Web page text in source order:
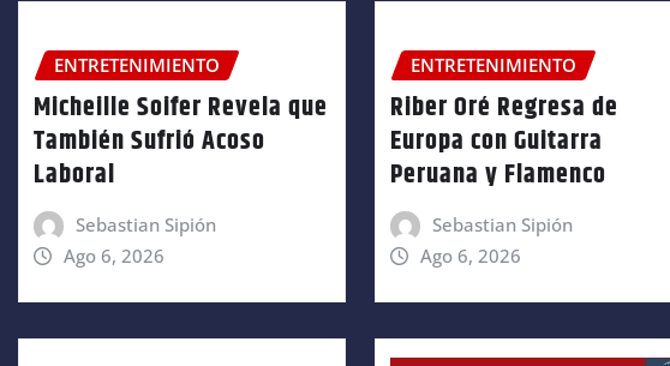
ENTRETENIMIENTO
Micheille Soifer Revela que
También Sufrió Acoso
Laboral
Sebastian Sipión
Ago 6, 2026
ENTRETENIMIENTO
Riber Oré Regresa de
Europa con Guitarra
Peruana y Flamenco
Sebastian Sipión
Ago 6, 2026